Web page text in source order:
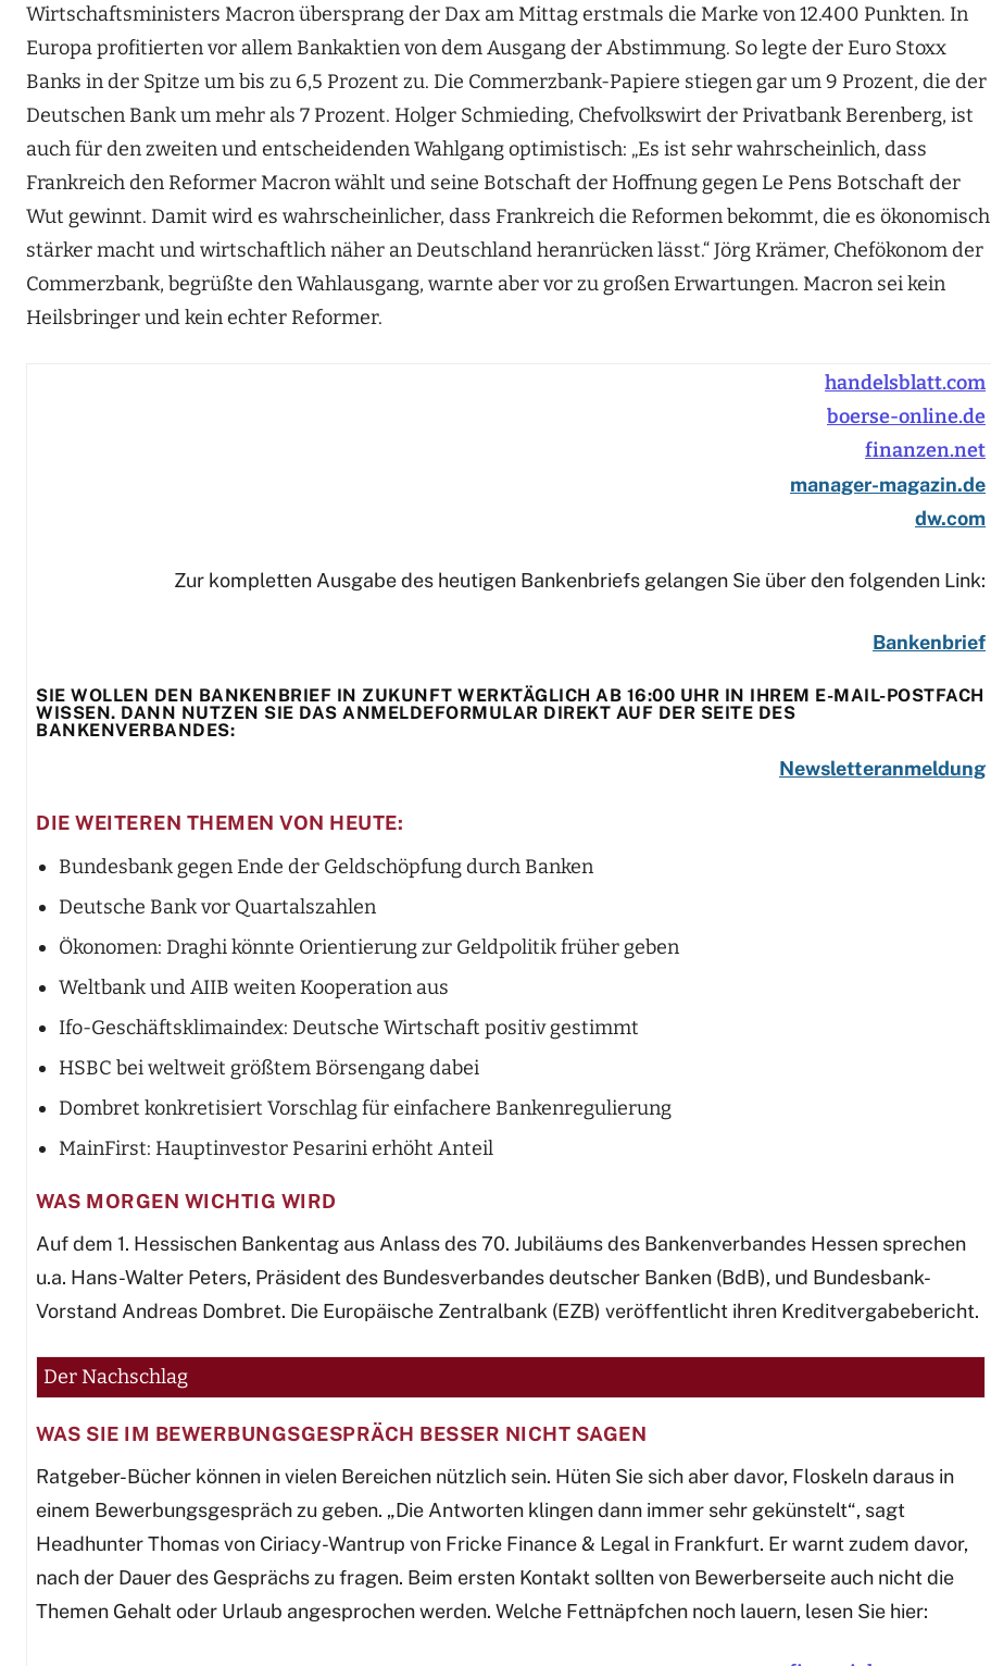
Wirtschaftsministers Macron übersprang der Dax am Mittag erstmals die Marke von 12.400 Punkten. In
Europa profitierten vor allem Bankaktien von dem Ausgang der Abstimmung. So legte der Euro Stoxx
Banks in der Spitze um bis zu 6,5 Prozent zu. Die Commerzbank-Papiere stiegen gar um 9 Prozent, die der
Deutschen Bank um mehr als 7 Prozent. Holger Schmieding, Chefvolkswirt der Privatbank Berenberg, ist
auch für den zweiten und entscheidenden Wahlgang optimistisch: „Es ist sehr wahrscheinlich, dass
Frankreich den Reformer Macron wählt und seine Botschaft der Hoffnung gegen Le Pens Botschaft der
Wut gewinnt. Damit wird es wahrscheinlicher, dass Frankreich die Reformen bekommt, die es ökonomisch
stärker macht und wirtschaftlich näher an Deutschland heranrücken lässt.“ Jörg Krämer, Chefökonom der
Commerzbank, begrüßte den Wahlausgang, warnte aber vor zu großen Erwartungen. Macron sei kein
Heilsbringer und kein echter Reformer.
handelsblatt.com
boerse-online.de
finanzen.net
manager-magazin.de
dw.com
Zur kompletten Ausgabe des heutigen Bankenbriefs gelangen Sie über den folgenden Link:
Bankenbrief
SIE WOLLEN DEN BANKENBRIEF IN ZUKUNFT WERKTÄGLICH AB 16:00 UHR IN IHREM E-MAIL-POSTFACH
WISSEN. DANN NUTZEN SIE DAS ANMELDEFORMULAR DIREKT AUF DER SEITE DES
BANKENVERBANDES:
Newsletteranmeldung
DIE WEITEREN THEMEN VON HEUTE:
Bundesbank gegen Ende der Geldschöpfung durch Banken
Deutsche Bank vor Quartalszahlen
Ökonomen: Draghi könnte Orientierung zur Geldpolitik früher geben
Weltbank und AIIB weiten Kooperation aus
Ifo-Geschäftsklimaindex: Deutsche Wirtschaft positiv gestimmt
HSBC bei weltweit größtem Börsengang dabei
Dombret konkretisiert Vorschlag für einfachere Bankenregulierung
MainFirst: Hauptinvestor Pesarini erhöht Anteil
WAS MORGEN WICHTIG WIRD
Auf dem 1. Hessischen Bankentag aus Anlass des 70. Jubiläums des Bankenverbandes Hessen sprechen
u.a. Hans-Walter Peters, Präsident des Bundesverbandes deutscher Banken (BdB), und Bundesbank-
Vorstand Andreas Dombret. Die Europäische Zentralbank (EZB) veröffentlicht ihren Kreditvergabebericht.
Der Nachschlag
WAS SIE IM BEWERBUNGSGESPRÄCH BESSER NICHT SAGEN
Ratgeber-Bücher können in vielen Bereichen nützlich sein. Hüten Sie sich aber davor, Floskeln daraus in
einem Bewerbungsgespräch zu geben. „Die Antworten klingen dann immer sehr gekünstelt“, sagt
Headhunter Thomas von Ciriacy-Wantrup von Fricke Finance & Legal in Frankfurt. Er warnt zudem davor,
nach der Dauer des Gesprächs zu fragen. Beim ersten Kontakt sollten von Bewerberseite auch nicht die
Themen Gehalt oder Urlaub angesprochen werden. Welche Fettnäpfchen noch lauern, lesen Sie hier: